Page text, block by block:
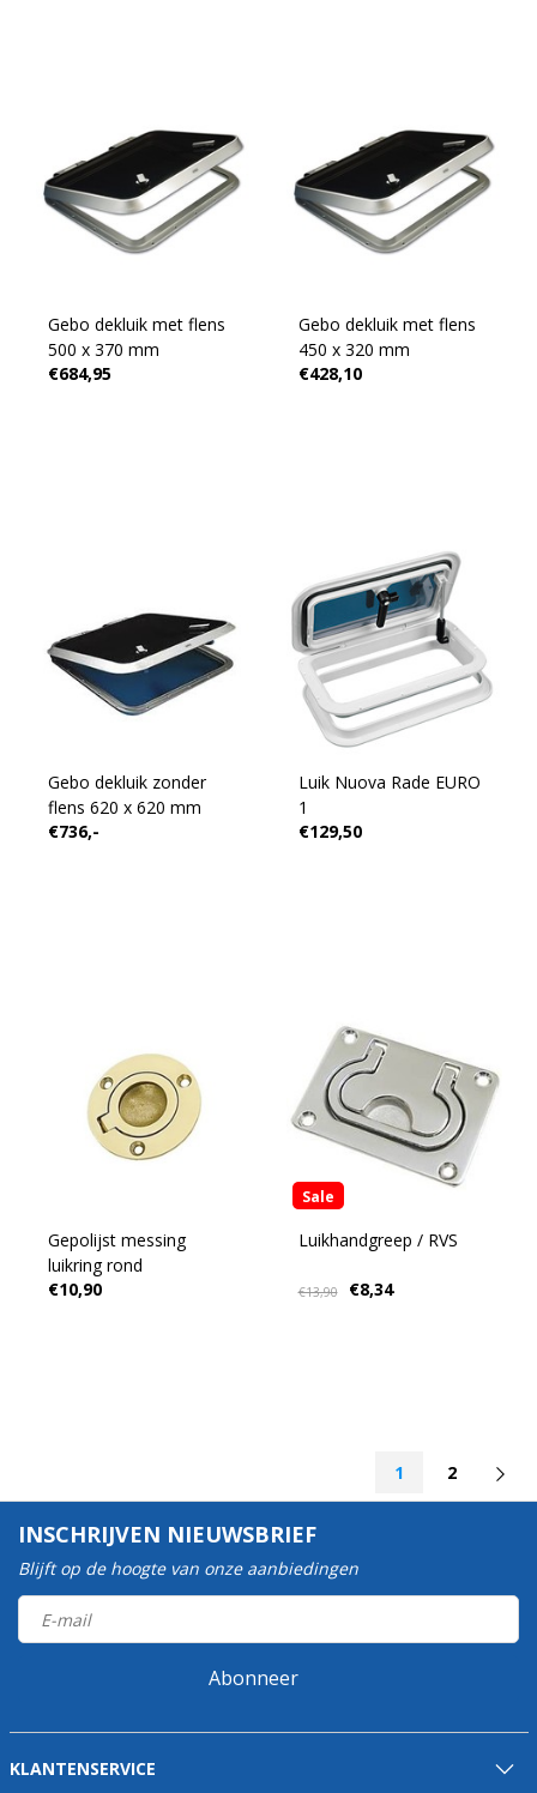
Gebo dekluik met flens
500 x 370 mm
€684,95
Gebo dekluik met flens
450 x 320 mm
€428,10
Gebo dekluik zonder
flens 620 x 620 mm
€736,-
Luik Nuova Rade EURO
1
€129,50
Gepolijst messing
luikring rond
€10,90
Sale
Luikhandgreep / RVS
€13,90 €8,34
1 2
INSCHRIJVEN NIEUWSBRIEF
Blijft op de hoogte van onze aanbiedingen
Abonneer
KLANTENSERVICE